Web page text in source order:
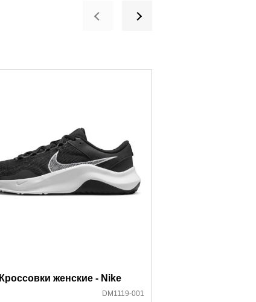
Кроссовки женские - Nike
DM1119-001